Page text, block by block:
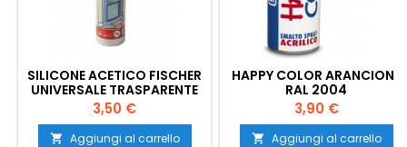
SILICONE ACETICO FISCHER
UNIVERSALE TRASPARENTE
280 ML
Prezzo
3,50 €
 Aggiungi al carrello
HAPPY COLOR ARANCIONE
RAL 2004
Prezzo
3,90 €
 Aggiungi al carrello